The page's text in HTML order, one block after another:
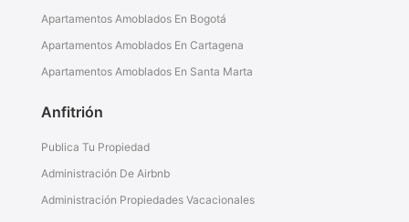
Apartamentos Amoblados En Bogotá
Apartamentos Amoblados En Cartagena
Apartamentos Amoblados En Santa Marta
Anfitrión
Publica Tu Propiedad
Administración De Airbnb
Administración Propiedades Vacacionales